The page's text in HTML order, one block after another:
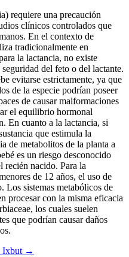
requiere una precaución
clínicos controlados que
En el contexto de
tradicionalmente en
la lactancia, no existe
del feto o del lactante.
evitarse estrictamente, ya que
de la especie podrían poseer
de causar malformaciones
el equilibrio hormonal
En cuanto a la lactancia, si
que estimula la
de metabolitos de la planta a
es un riesgo desconocido
recién nacido. Para la
de 12 años, el uso de
Los sistemas metabólicos de
procesar con la misma eficacia
los cuales suelen
que podrían causar daños
Ixbut →